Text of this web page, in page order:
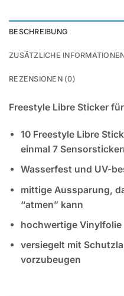
BESCHREIBUNG
ZUSÄTZLICHE
REZENSIONEN (0)
Freestyle Libre Sticker
10 Freestyle Libre
einmal 7
Wasserfest und UV-
mittige Aussparung,
“atmen” kann
hochwertige Vinylfolie
versiegelt mit
vorzubeugen